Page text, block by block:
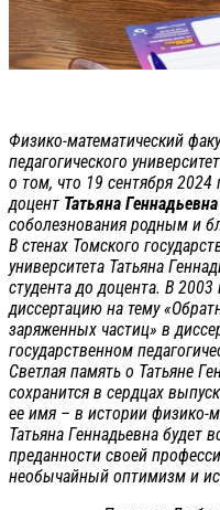
Физико-математический
педагогического
о том, что 19 сентября
доцент Татьяна
соболезнования родным и
В стенах Томского
университета Татьяна
студента до доцента. В
диссертацию на тему
заряженных частиц» в
государственном
Светлая память о Татьяне
сохранится в сердцах
ее имя – в истории физико-
Татьяна Геннадьевна будет
преданности своей
необычайный оптимизм и